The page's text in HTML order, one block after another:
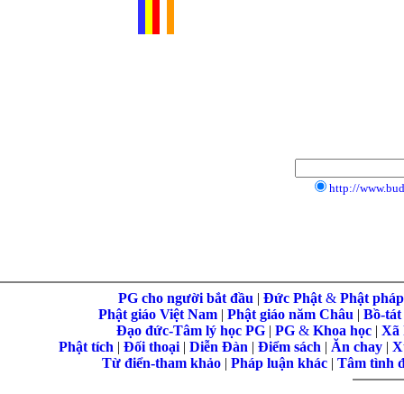
http://
PG cho người bắt đầu | Đức Phật & Phật
Phật giáo Việt Nam | Phật giáo năm Châu | Bồ-tát
Đạo đức-Tâm lý học PG | PG & Khoa học | Xã
Phật tích | Đối thoại | Diễn Đàn | Điểm sách | Ăn chay |
Từ điển-tham khảo | Pháp luận khác | Tâm tình